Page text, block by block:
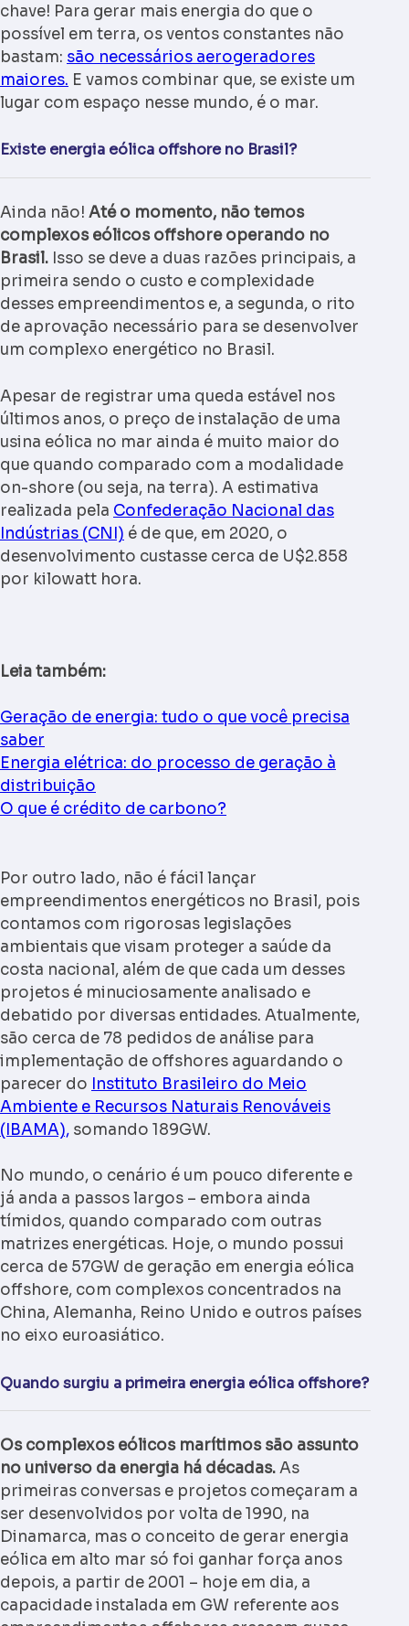
chave! Para gerar mais energia do que o
possível em terra, os ventos constantes não
bastam: são necessários aerogeradores
maiores. E vamos combinar que, se existe um
lugar com espaço nesse mundo, é o mar.
Existe energia eólica offshore no Brasil?
Ainda não! Até o momento, não temos
complexos eólicos offshore operando no
Brasil. Isso se deve a duas razões principais, a
primeira sendo o custo e complexidade
desses empreendimentos e, a segunda, o rito
de aprovação necessário para se desenvolver
um complexo energético no Brasil.
Apesar de registrar uma queda estável nos
últimos anos, o preço de instalação de uma
usina eólica no mar ainda é muito maior do
que quando comparado com a modalidade
on-shore (ou seja, na terra). A estimativa
realizada pela Confederação Nacional das
Indústrias (CNI) é de que, em 2020, o
desenvolvimento custasse cerca de U$2.858
por kilowatt hora.
Leia também:
Geração de energia: tudo o que você precisa
saber
Energia elétrica: do processo de geração à
distribuição
O que é crédito de carbono?
Por outro lado, não é fácil lançar
empreendimentos energéticos no Brasil, pois
contamos com rigorosas legislações
ambientais que visam proteger a saúde da
costa nacional, além de que cada um desses
projetos é minuciosamente analisado e
debatido por diversas entidades. Atualmente,
são cerca de 78 pedidos de análise para
implementação de offshores aguardando o
parecer do Instituto Brasileiro do Meio
Ambiente e Recursos Naturais Renováveis
(IBAMA), somando 189GW.
No mundo, o cenário é um pouco diferente e
já anda a passos largos – embora ainda
tímidos, quando comparado com outras
matrizes energéticas. Hoje, o mundo possui
cerca de 57GW de geração em energia eólica
offshore, com complexos concentrados na
China, Alemanha, Reino Unido e outros países
no eixo euroasiático.
Quando surgiu a primeira energia eólica offshore?
Os complexos eólicos marítimos são assunto
no universo da energia há décadas.As
primeiras conversas e projetos começaram a
ser desenvolvidos por volta de 1990, na
Dinamarca, mas o conceito de gerar energia
eólica em alto mar só foi ganhar força anos
depois, a partir de 2001 – hoje em dia, a
capacidade instalada em GW referente aos